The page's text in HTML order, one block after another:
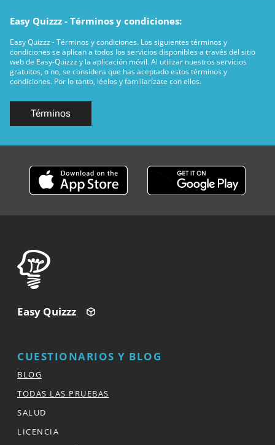
Easy Quizzz - Términos y condiciones:
Easy Quizzz - Términos y condiciones. Los siguientes términos y
condiciones se aplican a todos los servicios disponibles a través del sitio
web de Easy-Quizzz y la aplicación móvil. Al utilizar nuestros servicios
gratuitos, o no, se considera que has aceptado estos términos y
condiciones. Por lo tanto, léelos y familiarízate con ellos.
Términos
Easy Quizzz
CUESTIONARIOS Y BLOG
BLOG
TODAS LAS PRUEBAS
SALUD
LICENCIA